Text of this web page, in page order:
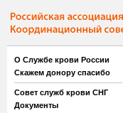
О Службе крови России
Скажем донору спасибо
Совет служб крови СНГ
Документы